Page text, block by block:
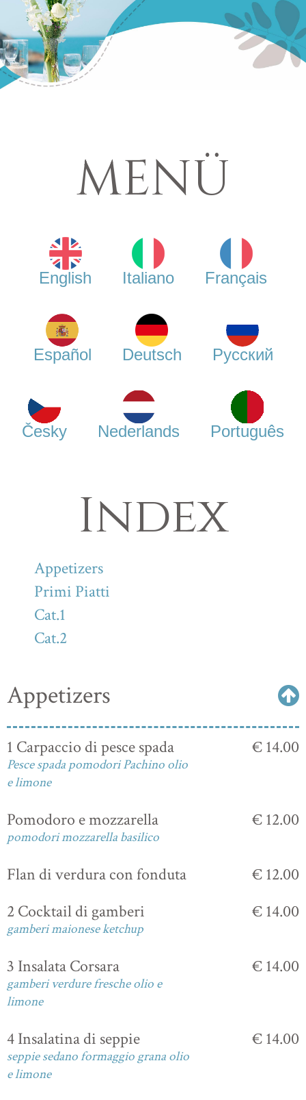
MENÜ
English Italiano Français
Español Deutsch Русский
Česky Nederlands Português
Index
Appetizers
Primi Piatti
Cat.1
Cat.2
Appetizers
1 Carpaccio di pesce spada
Pesce spada pomodori Pachino olio
e limone
€ 14.00
Pomodoro e mozzarella
pomodori mozzarella basilico
€ 12.00
Flan di verdura con fonduta
€ 12.00
2 Cocktail di gamberi
gamberi maionese ketchup
€ 14.00
3 Insalata Corsara
gamberi verdure fresche olio e
limone
€ 14.00
4 Insalatina di seppie
seppie sedano formaggio grana olio
e limone
€ 14.00